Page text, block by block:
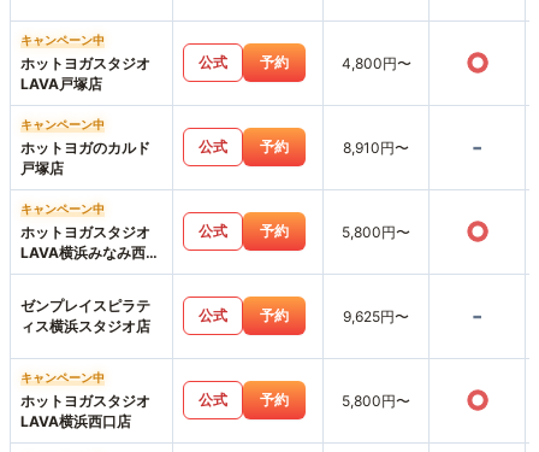
キャンペーン中
ホットヨガスタジオ
LAVA戸塚店
公式 予約 4,800円〜 ○
キャンペーン中
ホットヨガのカルド
戸塚店
公式 予約 8,910円〜 -
キャンペーン中
ホットヨガスタジオ
LAVA横浜みなみ西口
店
公式 予約 5,800円〜 ○
ゼンプレイスピラテ
ィス横浜スタジオ店
公式 予約 9,625円〜 -
キャンペーン中
ホットヨガスタジオ
LAVA横浜西口店
公式 予約 5,800円〜 ○